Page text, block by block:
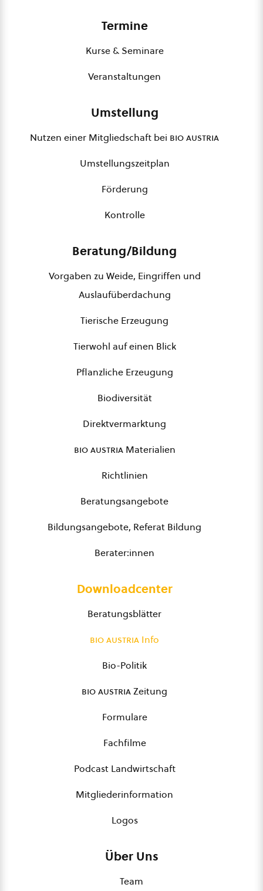
Termine
Kurse & Seminare
Veranstaltungen
Umstellung
Nutzen einer Mitgliedschaft bei bio austria
Umstellungszeitplan
Förderung
Kontrolle
Beratung/Bildung
Vorgaben zu Weide, Eingriffen und
Auslaufüberdachung
Tierische Erzeugung
Tierwohl auf einen Blick
Pflanzliche Erzeugung
Biodiversität
Direktvermarktung
bio austriaMaterialien
Richtlinien
Beratungsangebote
Bildungsangebote, Referat Bildung
Berater:innen
Downloadcenter
Beratungsblätter
bio austria Info
Bio-Politik
bio austriaZeitung
Formulare
Fachfilme
Podcast Landwirtschaft
Mitgliederinformation
Logos
Über Uns
Team